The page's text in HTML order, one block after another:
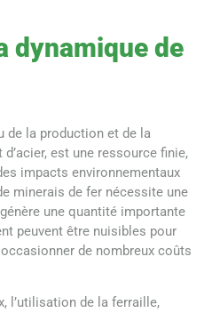
dynamique de
de la production et de la
est une ressource finie,
impacts environnementaux
minerais de fer nécessite une
une quantité importante
peuvent être nuisibles pour
de nombreux coûts
l’utilisation de la ferraille,